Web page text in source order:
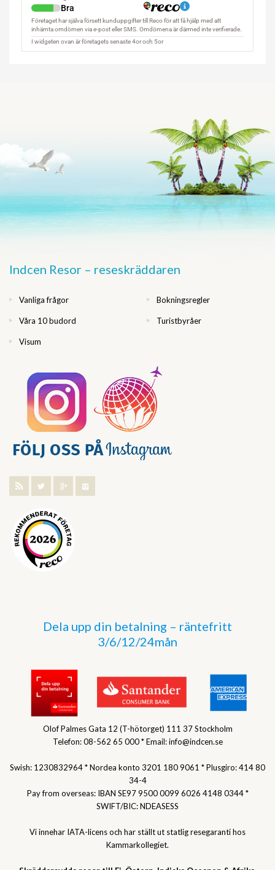
Indcen Resor – reseskräddaren
Vanliga frågor Bokningsregler
Våra 10 budord Turistbyråer
Visum
Dela upp din betalning – räntefritt
3/6/12/24mån
Olof Palmes Gata 12 (T-hötorget) 111 37 Stockholm
Telefon: 08-562 65 000 * Email: info@indcen.se
Swish: 1230832964 * Nordea konto 3201 180 9061 * Plusgiro: 414 80
34-4
Pay from overseas: IBAN SE97 9500 0099 6026 4148 0344 *
SWIFT/BIC: NDEASESS
Vi innehar IATA-licens och har ställt ut statlig resegaranti hos
Kammarkollegiet.